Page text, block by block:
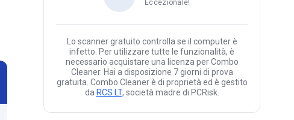
Eccezionale!
Lo scanner gratuito controlla se il computer è
infetto. Per utilizzare tutte le funzionalità, è
necessario acquistare una licenza per Combo
Cleaner. Hai a disposizione 7 giorni di prova
gratuita. Combo Cleaner è di proprietà ed è gestito
da RCS LT, società madre di PCRisk.